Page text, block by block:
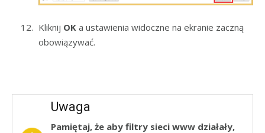
Kliknij OK a ustawienia widoczne na ekranie zaczną
obowiązywać.
Uwaga
Pamiętaj, że aby filtry sieci www działały,